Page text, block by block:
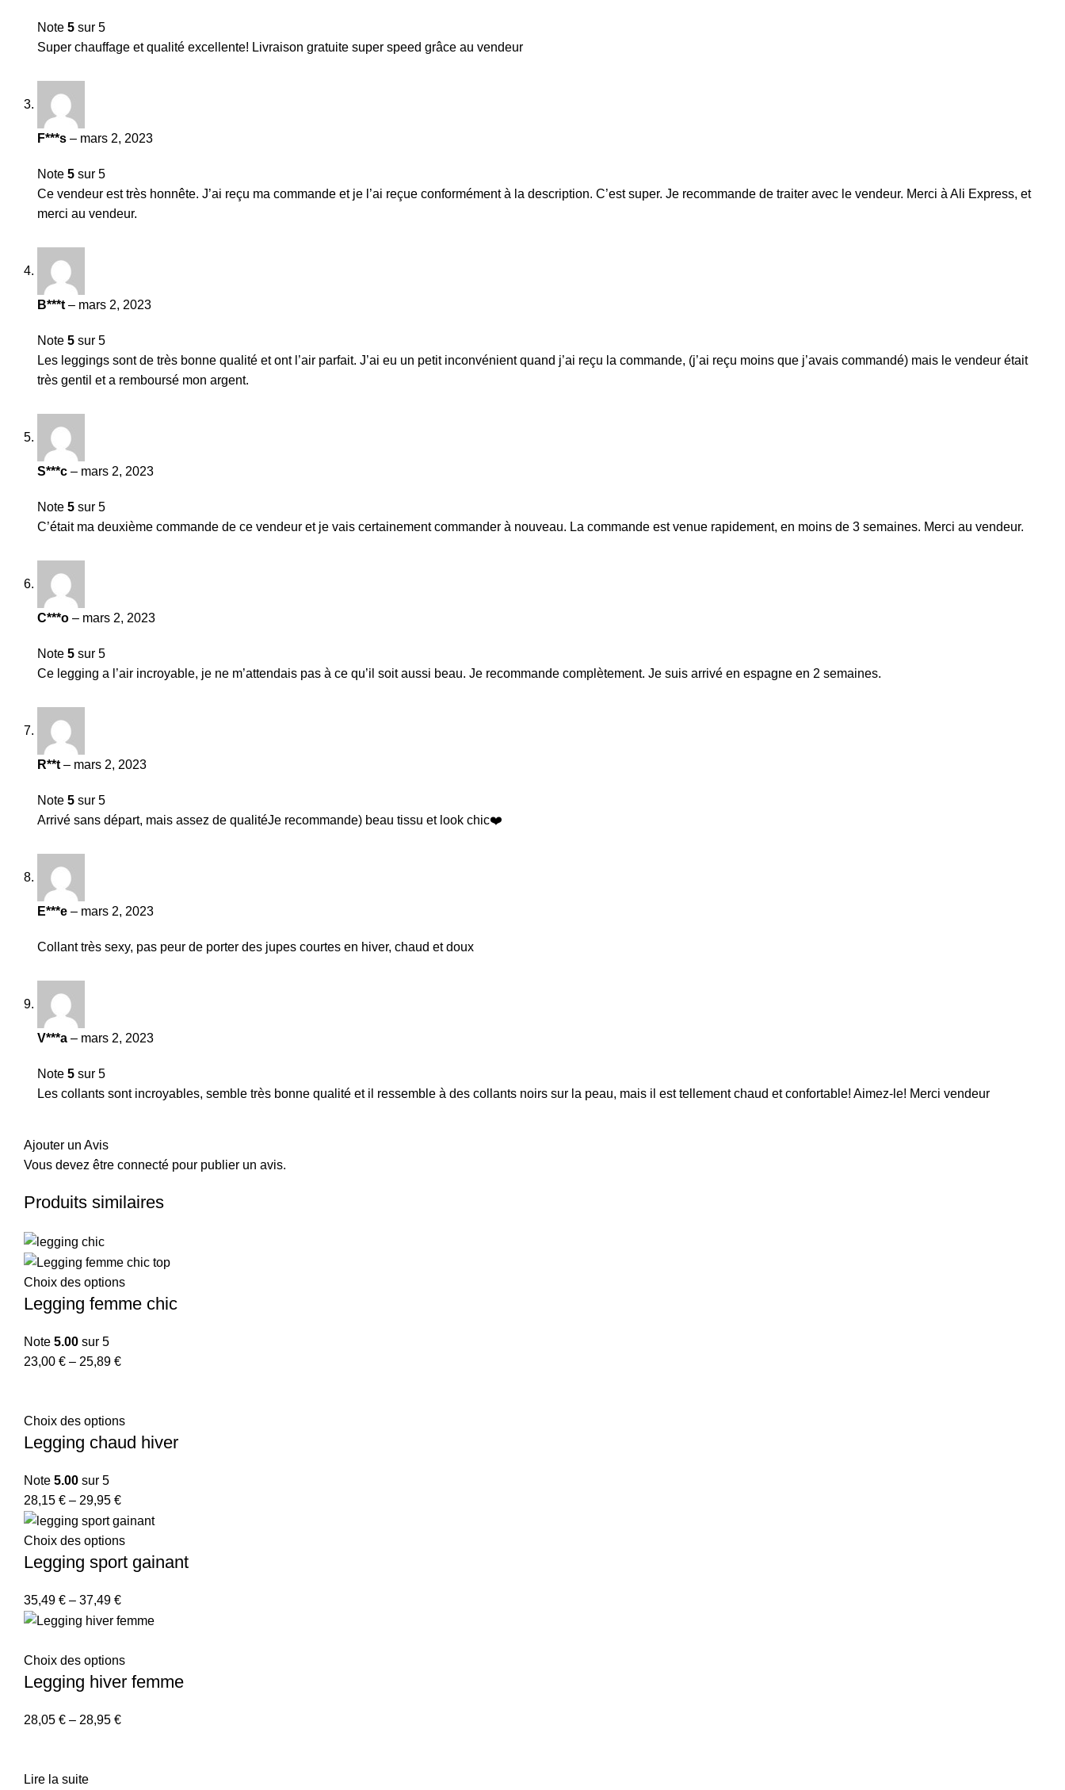
Note 5 sur 5
Super chauffage et qualité excellente! Livraison gratuite super speed grâce au vendeur
F***s – mars 2, 2023
Note 5 sur 5
Ce vendeur est très honnête. J’ai reçu ma commande et je l’ai reçue conformément à la description. C’est super. Je recommande de traiter avec le vendeur. Merci à Ali Express, et
merci au vendeur.
B***t – mars 2, 2023
Note 5 sur 5
Les leggings sont de très bonne qualité et ont l’air parfait. J’ai eu un petit inconvénient quand j’ai reçu la commande, (j’ai reçu moins que j’avais commandé) mais le vendeur était
très gentil et a remboursé mon argent.
S***c – mars 2, 2023
Note 5 sur 5
C’était ma deuxième commande de ce vendeur et je vais certainement commander à nouveau. La commande est venue rapidement, en moins de 3 semaines. Merci au vendeur.
C***o – mars 2, 2023
Note 5 sur 5
Ce legging a l’air incroyable, je ne m’attendais pas à ce qu’il soit aussi beau. Je recommande complètement. Je suis arrivé en espagne en 2 semaines.
R**t – mars 2, 2023
Note 5 sur 5
Arrivé sans départ, mais assez de qualitéJe recommande) beau tissu et look chic❤️
E***e – mars 2, 2023
Collant très sexy, pas peur de porter des jupes courtes en hiver, chaud et doux
V***a – mars 2, 2023
Note 5 sur 5
Les collants sont incroyables, semble très bonne qualité et il ressemble à des collants noirs sur la peau, mais il est tellement chaud et confortable! Aimez-le! Merci vendeur
Ajouter un Avis
Vous devez être connecté pour publier un avis.
Produits similaires
Choix des options
Legging femme chic
Note 5.00 sur 5
23,00 € – 25,89 €
Choix des options
Legging chaud hiver
Note 5.00 sur 5
28,15 € – 29,95 €
Choix des options
Legging sport gainant
35,49 € – 37,49 €
Choix des options
Legging hiver femme
28,05 € – 28,95 €
Lire la suite